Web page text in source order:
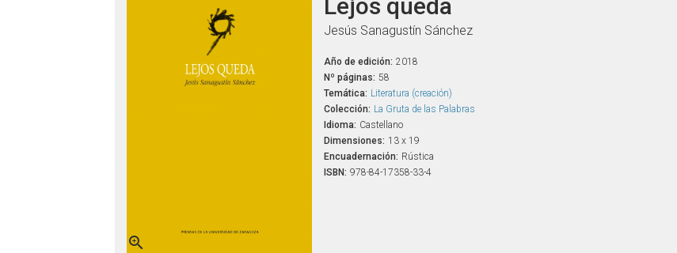

Lejos queda
Jesús Sanagustín Sánchez
Año de edición: 2018
Nº páginas: 58
Temática: Literatura (creación)
Colección: La Gruta de las Palabras
Idioma: Castellano
Dimensiones: 13 x 19
Encuadernación: Rústica
ISBN: 978-84-17358-33-4